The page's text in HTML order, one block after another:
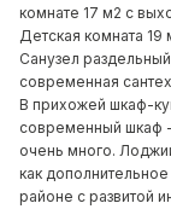
комнате 17 м2 с
Детская комната
Санузел
современная
В прихожей шкаф-
современный шкаф
очень много.
как
районе с развитой